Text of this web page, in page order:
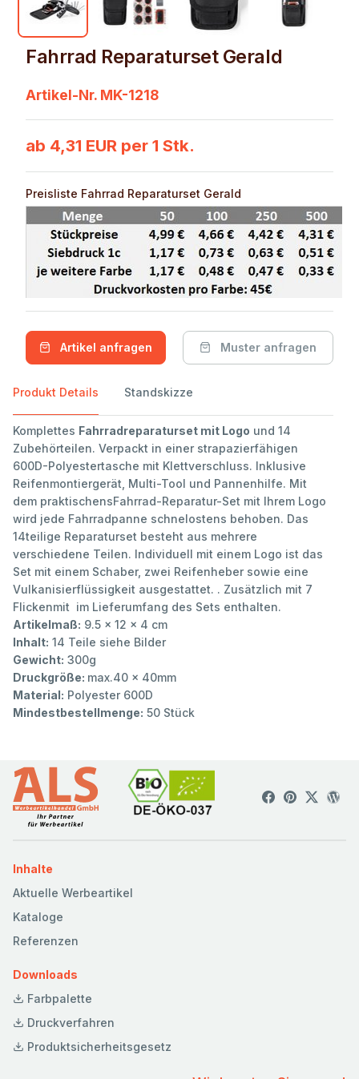
Fahrrad Reparaturset Gerald
Artikel-Nr. MK-1218
ab 4,31 EUR per 1 Stk.
Preisliste Fahrrad Reparaturset Gerald
Artikel anfragen Muster anfragen
Produkt Details Standskizze
Komplettes Fahrradreparaturset mit Logo und 14
Zubehörteilen. Verpackt in einer strapazierfähigen
600D-Polyestertasche mit Klettverschluss. Inklusive
Reifenmontiergerät, Multi-Tool und Pannenhilfe. Mit
dem praktischensFahrrad-Reparatur-Set mit Ihrem Logo
wird jede Fahrradpanne schnelostens behoben. Das
14teilige Reparaturset besteht aus mehrere
verschiedene Teilen. Individuell mit einem Logo ist das
Set mit einem Schaber, zwei Reifenheber sowie eine
Vulkanisierflüssigkeit ausgestattet. . Zusätzlich mit 7
Flickenmit im Lieferumfang des Sets enthalten.
Artikelmaß: 9.5 x 12 x 4 cm
Inhalt: 14 Teile siehe Bilder
Gewicht: 300g
Druckgröße: max.40 x 40mm
Material: Polyester 600D
Mindestbestellmenge: 50 Stück
Inhalte
Aktuelle Werbeartikel
Kataloge
Referenzen
Downloads
Farbpalette
Druckverfahren
Produktsicherheitsgesetz